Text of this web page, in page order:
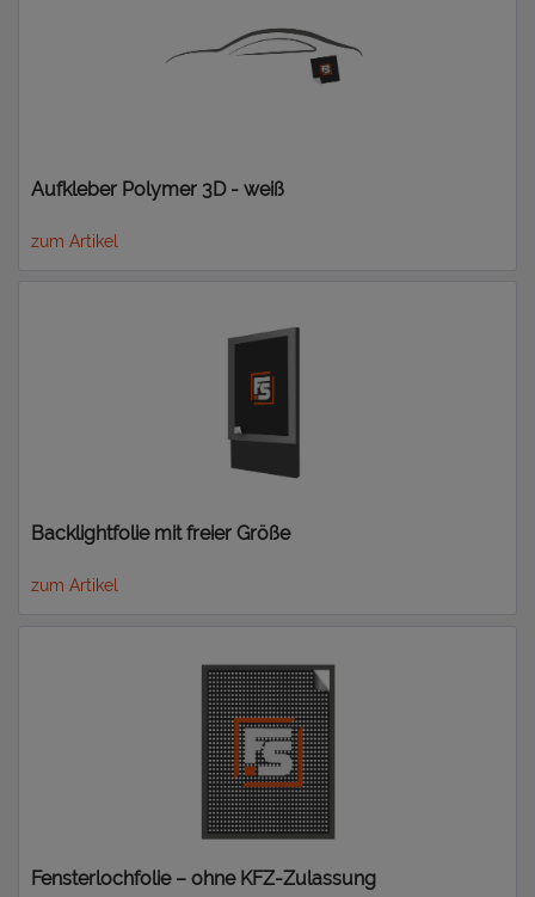
Aufkleber Polymer 3D - weiß
zum Artikel
Backlightfolie mit freier Größe
zum Artikel
Fensterlochfolie – ohne KFZ-Zulassung